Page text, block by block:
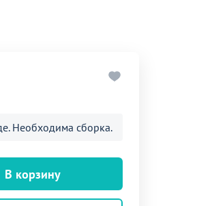
Необходима сборка.
В корзину